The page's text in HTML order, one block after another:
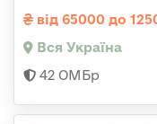
від 65000 до
Вся Україна
42 ОМБр